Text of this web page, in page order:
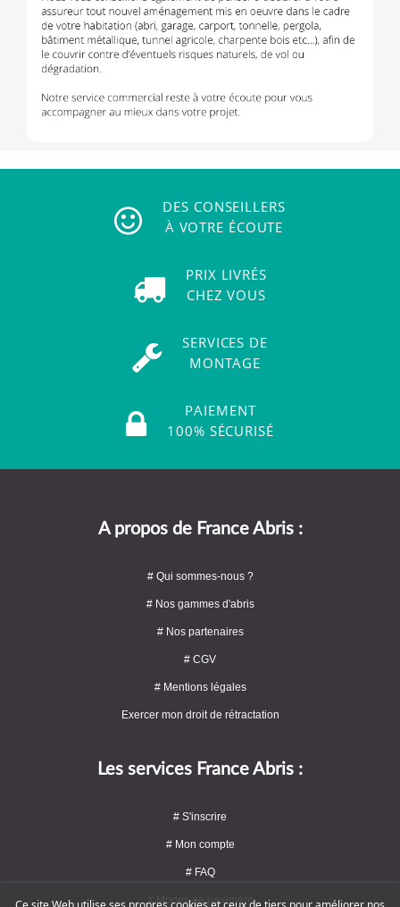
DES CONSEILLERS
À VOTRE ÉCOUTE
PRIX LIVRÉS
CHEZ VOUS
SERVICES DE
MONTAGE
PAIEMENT
100% SÉCURISÉ
A propos de France Abris :
# Qui sommes-nous ?
# Nos gammes d'abris
# Nos partenaires
# CGV
# Mentions légales
Exercer mon droit de rétractation
Les services France Abris :
# S'inscrire
# Mon compte
# FAQ
# Modes de paiement